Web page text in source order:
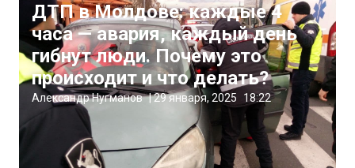
ДТП в Молдове: каждые 4
часа — авария, каждый день
гибнут люди. Почему это
происходит и что делать?
Александр Нугманов |29 января, 2025 18:22